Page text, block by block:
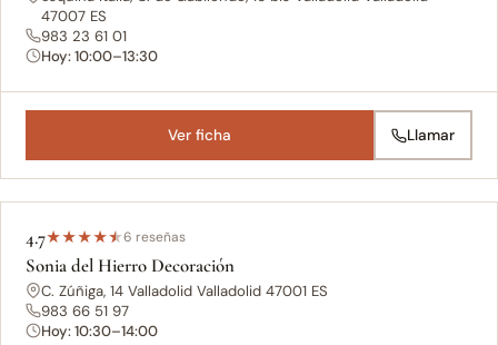
47007 ES
983 23 61 01
Hoy: 10:00–13:30
Ver ficha Llamar
4.7★★★★★6 reseñas
Sonia del Hierro Decoración
C. Zúñiga, 14 Valladolid Valladolid 47001 ES
983 66 51 97
Hoy: 10:30–14:00